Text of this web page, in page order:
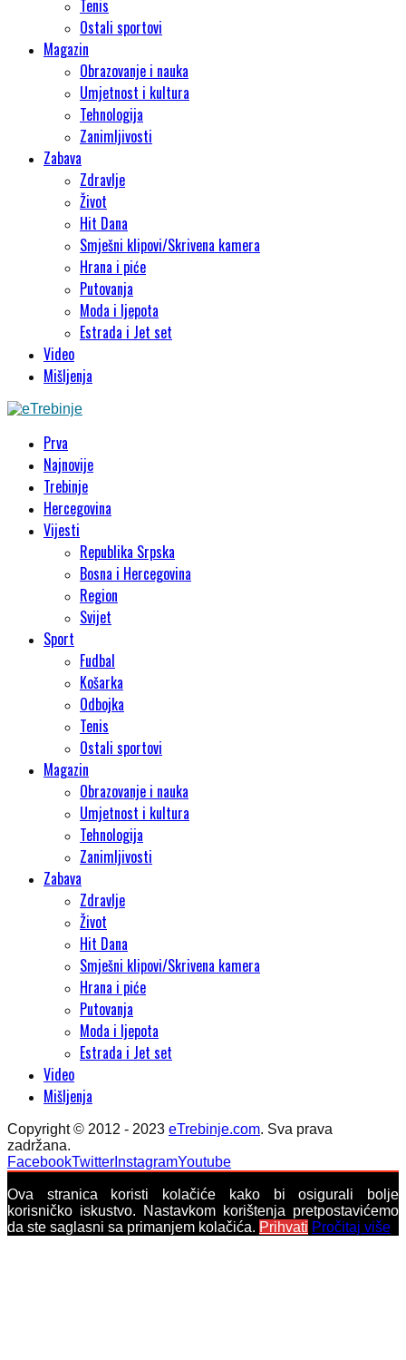
Tenis
Ostali sportovi
Magazin
Obrazovanje i nauka
Umjetnost i kultura
Tehnologija
Zanimljivosti
Zabava
Zdravlje
Život
Hit Dana
Smješni klipovi/Skrivena kamera
Hrana i piće
Putovanja
Moda i ljepota
Estrada i Jet set
Video
Mišljenja
Prva
Najnovije
Trebinje
Hercegovina
Vijesti
Republika Srpska
Bosna i Hercegovina
Region
Svijet
Sport
Fudbal
Košarka
Odbojka
Tenis
Ostali sportovi
Magazin
Obrazovanje i nauka
Umjetnost i kultura
Tehnologija
Zanimljivosti
Zabava
Zdravlje
Život
Hit Dana
Smješni klipovi/Skrivena kamera
Hrana i piće
Putovanja
Moda i ljepota
Estrada i Jet set
Video
Mišljenja
Copyright © 2012 - 2023 eTrebinje.com. Sva prava
zadržana.
FacebookTwitter InstagramYoutube
Ova stranica koristi kolačiće kako bi osigurali bolje
korisničko iskustvo. Nastavkom korištenja pretpostavićemo
da ste saglasni sa primanjem kolačića. Prihvati Pročitaj više